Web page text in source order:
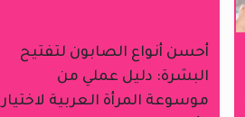
أحسن أنواع الصابون لتفتيح
البشرة: دليل عملي من
موسوعة المرأة العربية لاختيار